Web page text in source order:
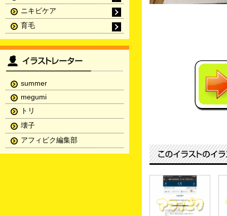
ニキビケア
育毛
summer
megumi
トリ
壊子
アフィピク編集部